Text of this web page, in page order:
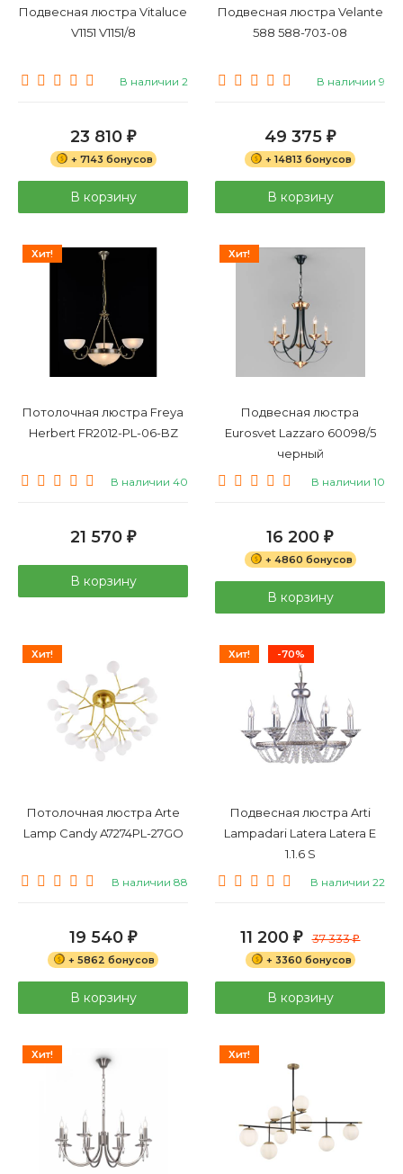
Подвесная люстра Vitaluce
V1151 V1151/8
В наличии 2
23 810 ₽
+ 7143 бонусов
В корзину
Подвесная люстра Velante
588 588-703-08
В наличии 9
49 375 ₽
+ 14813 бонусов
В корзину
Хит!
Потолочная люстра Freya
Herbert FR2012-PL-06-BZ
В наличии 40
21 570 ₽
В корзину
Хит!
Подвесная люстра
Eurosvet Lazzaro 60098/5
черный
В наличии 10
16 200 ₽
+ 4860 бонусов
В корзину
Хит!
Потолочная люстра Arte
Lamp Candy A7274PL-27GO
В наличии 88
19 540 ₽
+ 5862 бонусов
В корзину
Хит! -70%
Подвесная люстра Arti
Lampadari Latera Latera E
1.1.6 S
В наличии 22
11 200 ₽ 37 333₽
+ 3360 бонусов
В корзину
Хит! Хит!